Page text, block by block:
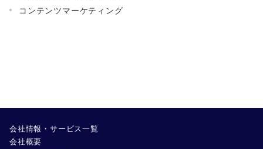
コンテンツマーケティング
会社情報・サービス一覧
会社概要